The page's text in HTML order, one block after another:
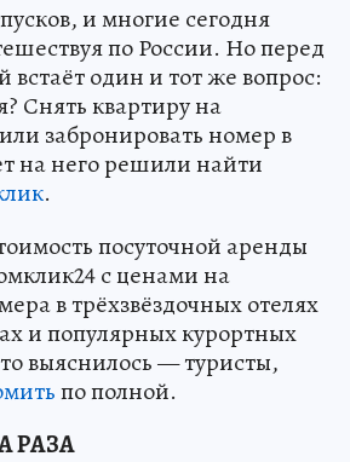
и многие сегодня
по России. Но перед
встаёт один и тот же вопрос:
Снять квартиру на
забронировать номер в
на него решили найти
.
посуточной аренды
с ценами на
в трёхзвёздочных отелях
и популярных курортных
выяснилось — туристы,
по полной.
РАЗА